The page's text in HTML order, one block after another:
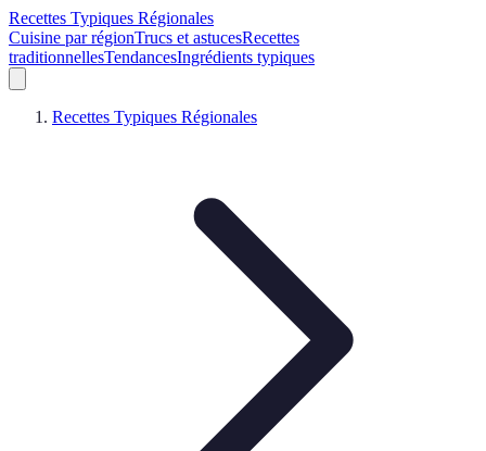
Recettes Typiques Régionales
Cuisine par régionTrucs et astucesRecettes
traditionnellesTendancesIngrédients typiques
Recettes Typiques Régionales